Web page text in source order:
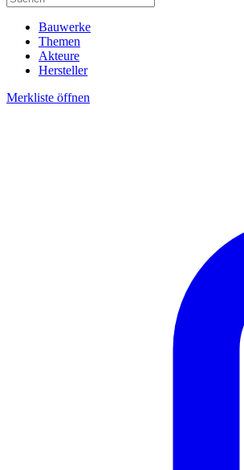
Bauwerke
Themen
Akteure
Hersteller
Merkliste öffnen